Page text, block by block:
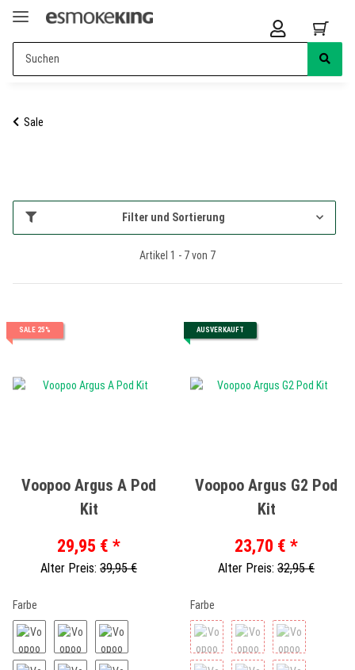
Sale
Filter und Sortierung
Artikel 1 - 7 von 7
SALE 25%
Voopoo Argus A Pod
Kit
29,95 € *
Alter Preis: 39,95 €
Farbe
AUSVERKAUFT
Voopoo Argus G2 Pod
Kit
23,70 € *
Alter Preis: 32,95 €
Farbe